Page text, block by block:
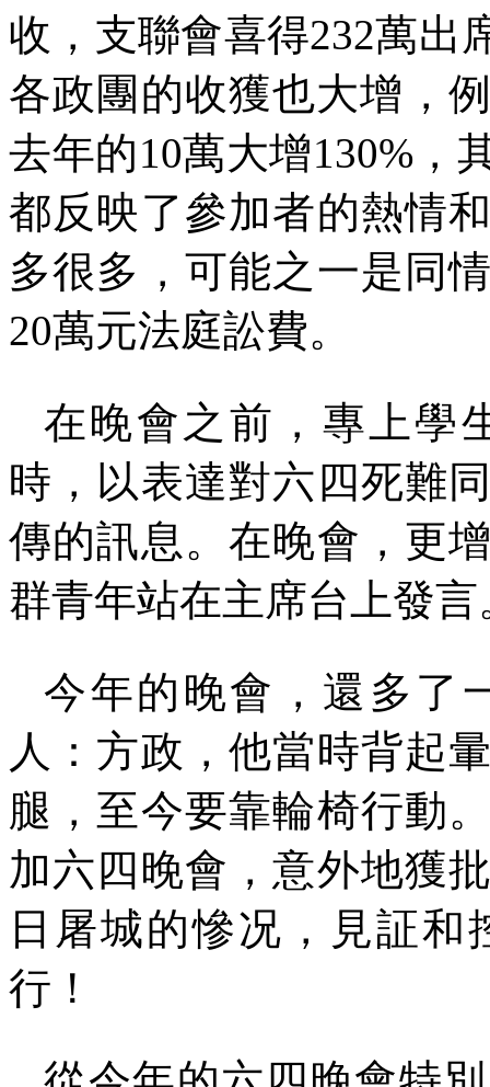
收，支聯會喜得232萬出
各政團的收獲也大增，
去年的10萬大增130%，
都反映了參加者的熱情
多很多，可能之一是同
20萬元法庭訟費。
在晚會之前，專上學
時，以表達對六四死難
傳的訊息。在晚會，更
群青年站在主席台上發
今年的晚會，還多了
人：方政，他當時背起
腿，至今要靠輪椅行動
加六四晚會，意外地獲
日屠城的慘况，見証
行！